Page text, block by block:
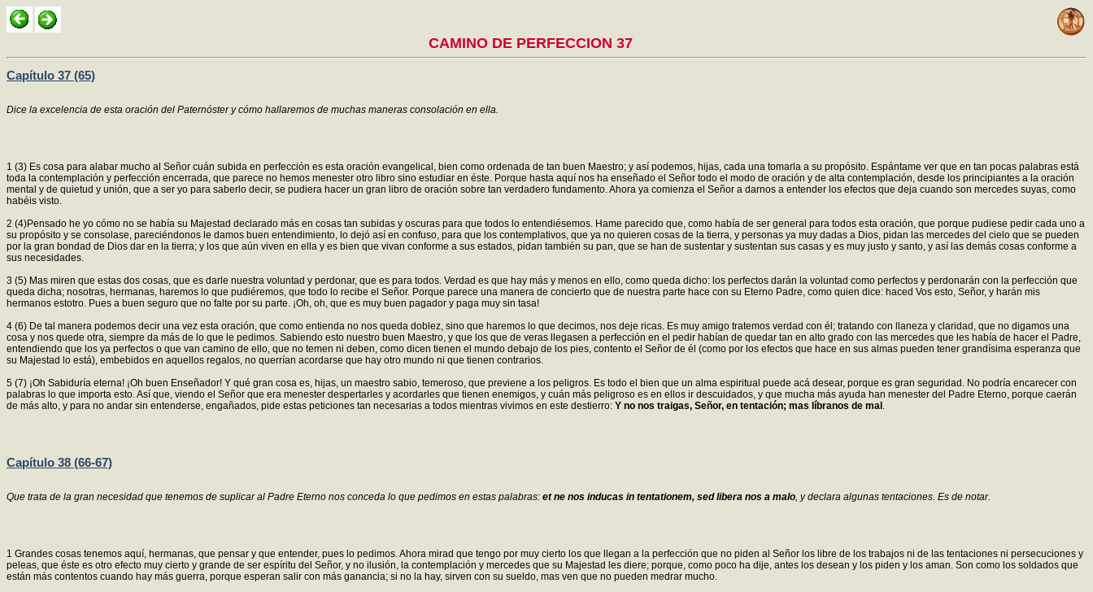
CAMINO DE PERFECCION 37
Capítulo 37 (65)
Dice la excelencia de esta oración del Paternóster y cómo hallaremos de muchas maneras consolación en ella.
1 (3) Es cosa para alabar mucho al Señor cuán subida en perfección es esta oración evangelical, bien como ordenada de tan buen Maestro; y así podemos, hijas, cada una tomarla a su propósito. Espántame ver que en tan pocas palabras está
toda la contemplación y perfección encerrada, que parece no hemos menester otro libro sino estudiar en éste. Porque hasta aquí nos ha enseñado el Señor todo el modo de oración y de alta contemplación, desde los principiantes a la oración
mental y de quietud y unión, que a ser yo para saberlo decir, se pudiera hacer un gran libro de oración sobre tan verdadero fundamento. Ahora ya comienza el Señor a darnos a entender los efectos que deja cuando son mercedes suyas, como
habéis visto.
2 (4)Pensado he yo cómo no se había su Majestad declarado más en cosas tan subidas y oscuras para que todos lo entendiésemos. Hame parecido que, como había de ser general para todos esta oración, que porque pudiese pedir cada uno a
su propósito y se consolase, pareciéndonos le damos buen entendimiento, lo dejó así en confuso, para que los contemplativos, que ya no quieren cosas de la tierra, y personas ya muy dadas a Dios, pidan las mercedes del cielo que se pueden
por la gran bondad de Dios dar en la tierra; y los que aún viven en ella y es bien que vivan conforme a sus estados, pidan también su pan, que se han de sustentar y sustentan sus casas y es muy justo y santo, y así las demás cosas conforme a
sus necesidades.
3 (5) Mas miren que estas dos cosas, que es darle nuestra voluntad y perdonar, que es para todos. Verdad es que hay más y menos en ello, como queda dicho: los perfectos darán la voluntad como perfectos y perdonarán con la perfección que
queda dicha; nosotras, hermanas, haremos lo que pudiéremos, que todo lo recibe el Señor. Porque parece una manera de concierto que de nuestra parte hace con su Eterno Padre, como quien dice: haced Vos esto, Señor, y harán mis
hermanos estotro. Pues a buen seguro que no falte por su parte. ¡Oh, oh, que es muy buen pagador y paga muy sin tasa!
4 (6) De tal manera podemos decir una vez esta oración, que como entienda no nos queda doblez, sino que haremos lo que decimos, nos deje ricas. Es muy amigo tratemos verdad con él; tratando con llaneza y claridad, que no digamos una
cosa y nos quede otra, siempre da más de lo que le pedimos. Sabiendo esto nuestro buen Maestro, y que los que de veras llegasen a perfección en el pedir habían de quedar tan en alto grado con las mercedes que les había de hacer el Padre,
entendiendo que los ya perfectos o que van camino de ello, que no temen ni deben, como dicen tienen el mundo debajo de los pies, contento el Señor de él (como por los efectos que hace en sus almas pueden tener grandísima esperanza que
su Majestad lo está), embebidos en aquellos regalos, no querrían acordarse que hay otro mundo ni que tienen contrarios.
5 (7) ¡Oh Sabiduría eterna! ¡Oh buen Enseñador! Y qué gran cosa es, hijas, un maestro sabio, temeroso, que previene a los peligros. Es todo el bien que un alma espiritual puede acá desear, porque es gran seguridad. No podría encarecer con
palabras lo que importa esto. Así que, viendo el Señor que era menester despertarles y acordarles que tienen enemigos, y cuán más peligroso es en ellos ir descuidados, y que mucha más ayuda han menester del Padre Eterno, porque caerán
de más alto, y para no andar sin entenderse, engañados, pide estas peticiones tan necesarias a todos mientras vivimos en este destierro: Y no nos traigas, Señor, en tentación; mas líbranos de mal.
Capítulo 38 (66-67)
Que trata de la gran necesidad que tenemos de suplicar al Padre Eterno nos conceda lo que pedimos en estas palabras: et ne nos inducas in tentationem, sed libera nos a malo , y declara algunas tentaciones. Es de notar.
1 Grandes cosas tenemos aquí, hermanas, que pensar y que entender, pues lo pedimos. Ahora mirad que tengo por muy cierto los que llegan a la perfección que no piden al Señor los libre de los trabajos ni de las tentaciones ni persecuciones y
peleas, que éste es otro efecto muy cierto y grande de ser espíritu del Señor, y no ilusión, la contemplación y mercedes que su Majestad les diere; porque, como poco ha dije, antes los desean y los piden y los aman. Son como los soldados que
están más contentos cuando hay más guerra, porque esperan salir con más ganancia; si no la hay, sirven con su sueldo, mas ven que no pueden medrar mucho.